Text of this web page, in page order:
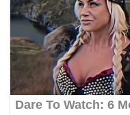
"Saya
mengulanginya lagi,"
Atas perbuatannya,
ayat (2) dan/atau
Tahun 2009 tentang